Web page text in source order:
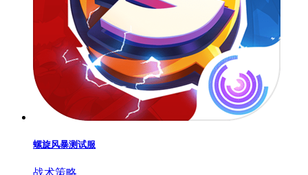
螺旋风暴测试服